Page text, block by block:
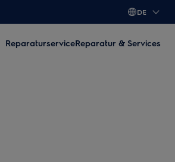
DE
ReparaturserviceReparatur & Services